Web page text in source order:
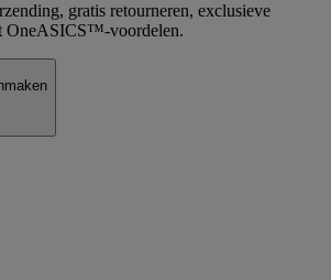
gratis retourneren, exclusieve
OneASICS™-voordelen.